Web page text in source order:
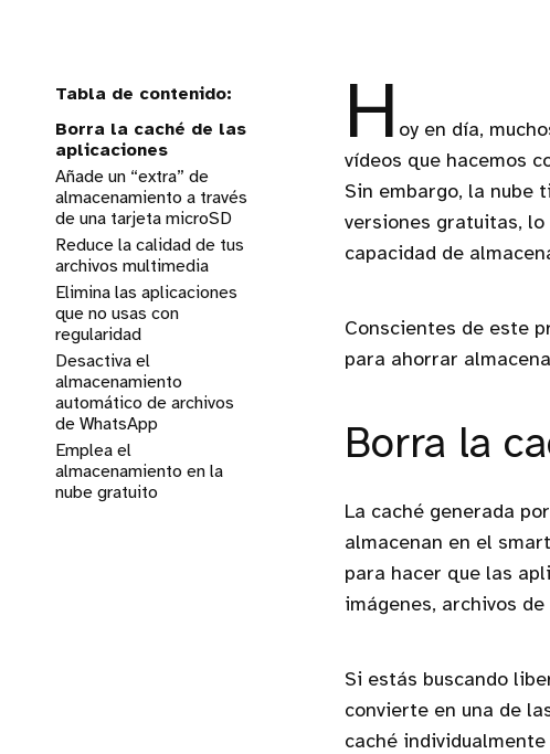
Borra la caché de las
aplicaciones
Añade un “extra” de
almacenamiento a través
de una tarjeta microSD
Reduce la calidad de tus
archivos multimedia
Elimina las aplicaciones
que no usas con
regularidad
Desactiva el
almacenamiento
automático de archivos
de WhatsApp
Emplea el
almacenamiento en la
nube gratuito
H oy en día,
vídeos que hacemos
Sin embargo, la nube
versiones gratuitas,
capacidad de
Conscientes de este
para ahorrar
Borra la
La caché generada
almacenan en el
para hacer que las
imágenes, archivos
Si estás buscando
convierte en una de
caché